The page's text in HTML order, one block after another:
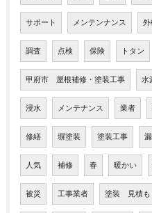
サポート メンテンナンス 外
調査 点検 保険 トタン
甲府市 屋根補修・塗装工事 水
浸水 メンテナンス 業者
修繕 塀塗装 塗装工事
人気 補修 春 暖かい
被災 工事業者 塗装 見積も